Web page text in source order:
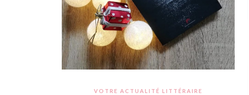
VOTRE ACTUALITÉ LITTÉRAIRE